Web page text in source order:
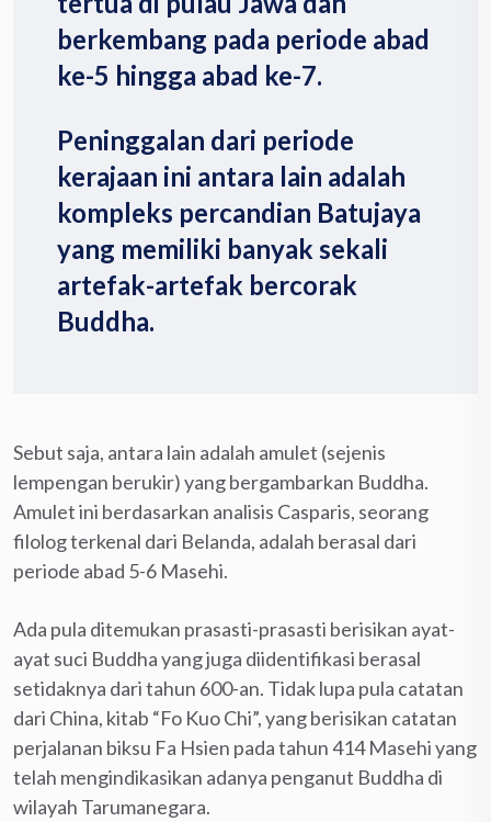
berkembang pada periode abad
ke-5 hingga abad ke-7.
Peninggalan dari periode
kerajaan ini antara lain adalah
kompleks percandian Batujaya
yang memiliki banyak sekali
artefak-artefak bercorak
Buddha.
Sebut saja, antara lain adalah amulet (sejenis
lempengan berukir) yang bergambarkan Buddha.
Amulet ini berdasarkan analisis Casparis, seorang
filolog terkenal dari Belanda, adalah berasal dari
periode abad 5-6 Masehi.
Ada pula ditemukan prasasti-prasasti berisikan ayat-
ayat suci Buddha yang juga diidentifikasi berasal
setidaknya dari tahun 600-an. Tidak lupa pula catatan
dari China, kitab “Fo Kuo Chi”, yang berisikan catatan
perjalanan biksu Fa Hsien pada tahun 414 Masehi yang
telah mengindikasikan adanya penganut Buddha di
wilayah Tarumanegara.